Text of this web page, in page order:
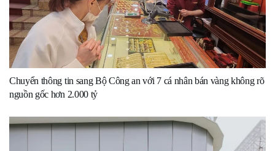
Chuyển thông tin sang Bộ Công an với 7 cá nhân bán vàng không rõ
nguồn gốc hơn 2.000 tỷ